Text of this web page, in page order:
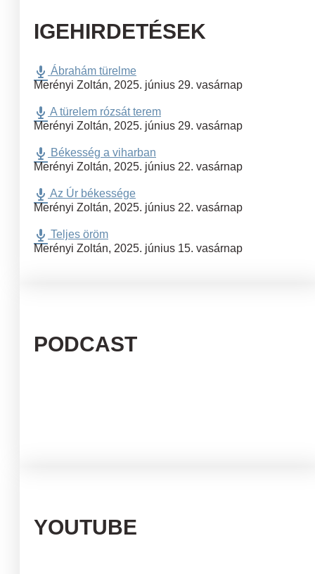
IGEHIRDETÉSEK
Ábrahám türelme
Merényi Zoltán, 2025. június 29. vasárnap
A türelem rózsát terem
Merényi Zoltán, 2025. június 29. vasárnap
Békesség a viharban
Merényi Zoltán, 2025. június 22. vasárnap
Az Úr békessége
Merényi Zoltán, 2025. június 22. vasárnap
Teljes öröm
Merényi Zoltán, 2025. június 15. vasárnap
PODCAST
YOUTUBE